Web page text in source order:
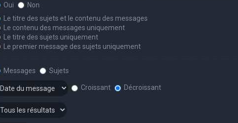
Oui
Non
Le titre des sujets et le contenu des messages
Le contenu des messages uniquement
Le titre des sujets uniquement
Le premier message des sujets uniquement
Messages
Sujets
Croissant Décroissant